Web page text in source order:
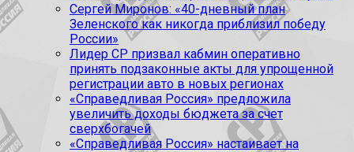
Сергей Миронов: «40-дневный план
Зеленского как никогда приблизил победу
России»
Лидер СР призвал кабмин оперативно
принять подзаконные акты для упрощенной
регистрации авто в новых регионах
«Справедливая Россия» предложила
увеличить доходы бюджета за счет
сверхбогачей
«Справедливая Россия» настаивает на